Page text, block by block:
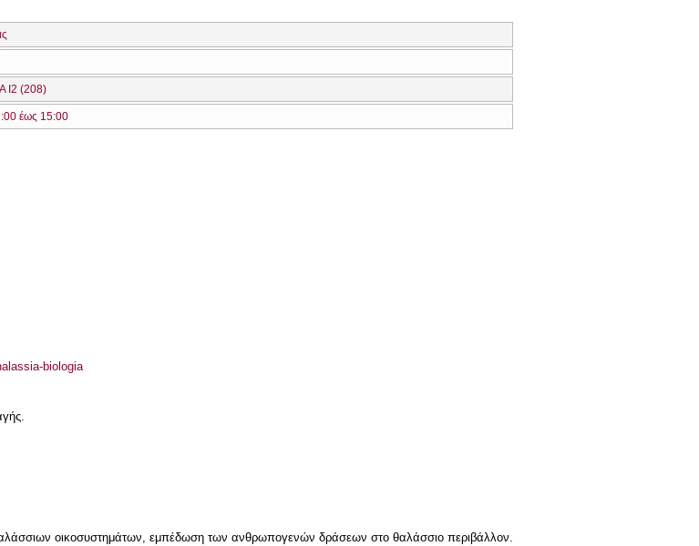
Ι2 (208)
έως 15:00
biologia
οικοσυστημάτων, εμπέδωση των ανθρωπογενών δράσεων στο θαλάσσιο περιβάλλον.